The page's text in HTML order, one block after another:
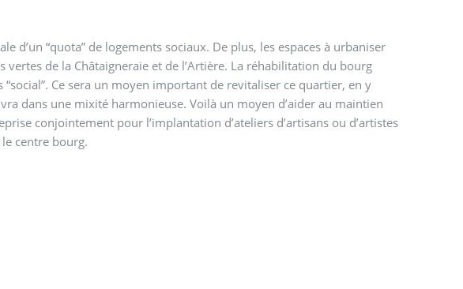
d’un “quota” de logements sociaux. De plus, les espaces à urbaniser
de la Châtaigneraie et de l’Artière. La réhabilitation du bourg
Ce sera un moyen important de revitaliser ce quartier, en y
dans une mixité harmonieuse. Voilà un moyen d’aider au maintien
conjointement pour l’implantation d’ateliers d’artisans ou d’artistes
centre bourg.